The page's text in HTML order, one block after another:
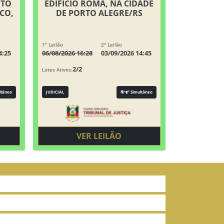
EDIFÍCIO ROMA, NA CIDADE
DE PORTO ALEGRE/RS
1° Leilão
06/08/2026 16:28
2° Leilão
03/09/2026 14:45
Lotes Ativos:2/2
JUDICIAL Simultâneo
VER LEILÃO